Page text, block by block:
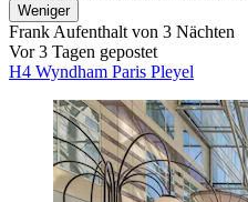
Weniger
FrankAufenthalt von 3 Nächten
Vor 3 Tagen gepostet
H4 Wyndham Paris Pleyel